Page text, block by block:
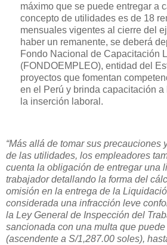
máximo que se puede entregar a
concepto de utilidades es de 18
mensuales vigentes al cierre del
haber un remanente, se deberá
Fondo Nacional de Capacitación
(FONDOEMPLEO), entidad del
proyectos que fomentan
en el Perú y brinda capacitación
la inserción laboral.
“Más allá de tomar sus precauciones
de las utilidades, los empleadores
cuenta la obligación de entregar una
trabajador detallando la forma del
omisión en la entrega de la
considerada una infracción leve
la Ley General de Inspección del
sancionada con una multa que
(ascendente a S/1,287.00 soles),